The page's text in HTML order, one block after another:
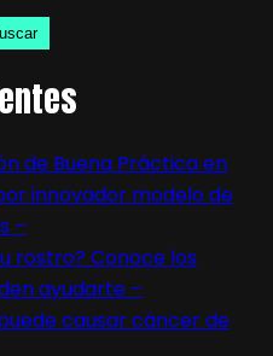
de Buena Práctica en
innovador modelo de
–
rostro? Conoce los
ayudarte –
causar cáncer de